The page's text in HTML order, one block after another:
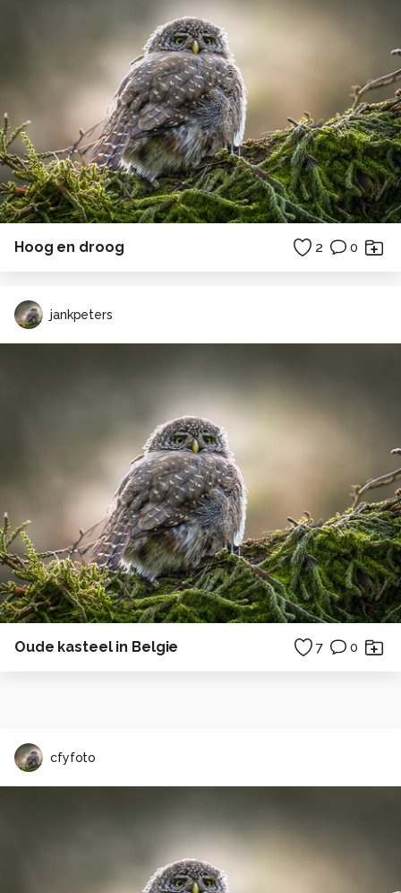
Hoog en droog 2 0
jankpeters
Oude kasteel in Belgie 7 0
cfyfoto